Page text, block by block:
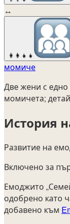
↔
👩‍👩‍👧‍👧
момиче
Две жени с
момичета;
История
Развитие на
Включено за
Емоджито
одобрено като
добавено към